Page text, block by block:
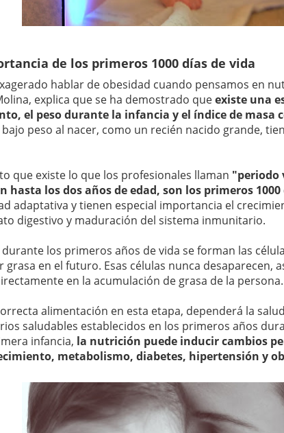
de los primeros 1000 días de vida
hablar de obesidad cuando pensamos en
explica que se ha demostrado queexiste una
el peso durante la infancia y el índice de masa
peso al nacer, como un recién nacido grande,
que existe lo que los profesionales llaman "periodo
hasta los dos años de edad, son los primeros 1000
adaptativa y tienen especial importancia el
digestivo y maduración del sistema inmunitario.
durante los primeros años de vida se forman las
grasa en el futuro. Esas células nunca desaparecen,
en la acumulación de grasa de la persona.
alimentación en esta etapa, dependerá la
saludables establecidos en los primeros años
infancia, la nutrición puede inducir cambios
metabolismo, diabetes, hipertensión y